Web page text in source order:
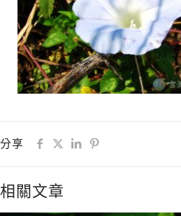
分享
相關文章